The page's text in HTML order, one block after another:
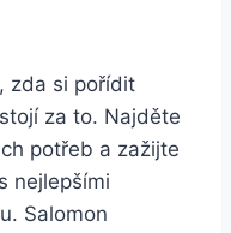
‍zda⁢ si pořídit
‍za to. Najděte⁣
potřeb a zažijte⁣
nejlepšími⁢
Salomon